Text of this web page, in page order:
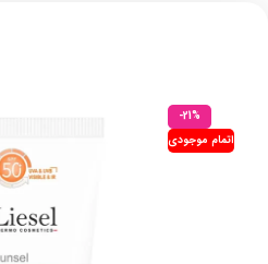
-21%
اتمام موجودی